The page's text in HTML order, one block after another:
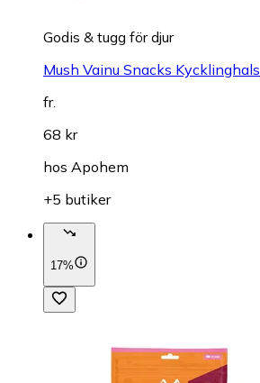
Godis & tugg för djur
Mush Vainu Snacks Kycklinghals
fr.
68 kr
hos Apohem
+5 butiker
17%